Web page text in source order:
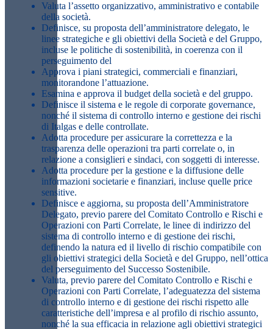
Valuta l’assetto organizzativo, amministrativo e contabile
della società.
Definisce, su proposta dell’amministratore delegato, le
linee strategiche e gli obiettivi della Società e del Gruppo,
incluse le politiche di sostenibilità, in coerenza con il
perseguimento del
Approva i piani strategici, commerciali e finanziari,
monitorandone l’attuazione.
Esamina e approva il budget della società e del gruppo.
Definisce il sistema e le regole di corporate governance,
nonché il sistema di controllo interno e gestione dei rischi
di Italgas e delle controllate.
Adotta procedure per assicurare la correttezza e la
trasparenza delle operazioni tra parti correlate o, in
relazione a consiglieri e sindaci, con soggetti di interesse.
Adotta procedure per la gestione e la diffusione delle
informazioni societarie e finanziari, incluse quelle price
sensitive.
Definisce e aggiorna, su proposta dell’Amministratore
Delegato, previo parere del Comitato Controllo e Rischi e
Operazioni con Parti Correlate, le linee di indirizzo del
sistema di controllo interno e di gestione dei rischi,
definendo la natura ed il livello di rischio compatibile con
gli obiettivi strategici della Società e del Gruppo, nell’ottica
del perseguimento del Successo Sostenibile.
Valuta, previo parere del Comitato Controllo e Rischi e
Operazioni con Parti Correlate, l’adeguatezza del sistema
di controllo interno e di gestione dei rischi rispetto alle
caratteristiche dell’impresa e al profilo di rischio assunto,
nonché la sua efficacia in relazione agli obiettivi strategici